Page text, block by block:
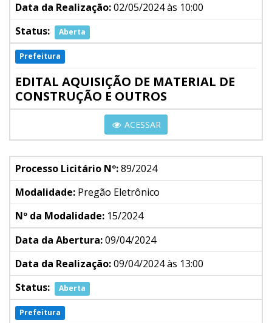
Data da Realização:02/05/2024 às 10:00
Status:
Aberta
Prefeitura
EDITAL AQUISIÇÃO DE MATERIAL DE
CONSTRUÇÃO E OUTROS
ACESSAR
Processo Licitário Nº:89/2024
Modalidade: Pregão Eletrônico
Nº da Modalidade: 15/2024
Data da Abertura:09/04/2024
Data da Realização:09/04/2024 às 13:00
Status:
Aberta
Prefeitura